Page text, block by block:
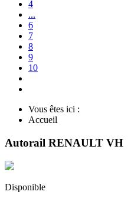
4
...
6
7
8
9
10
Vous êtes ici :
Accueil
Autorail RENAULT VH
Disponible